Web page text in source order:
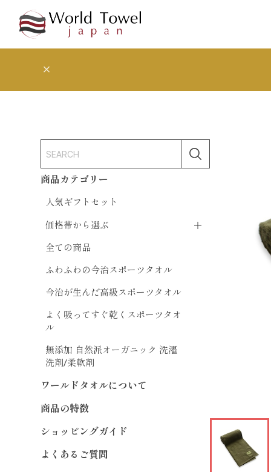
商品カテゴリー
人気ギフトセット
価格帯から選ぶ
全ての商品
ふわふわの今治スポーツタオル
今治が生んだ高級スポーツタオル
よく吸ってすぐ乾くスポーツタオ
ル
無添加 自然派オーガニック 洗濯
洗剤/柔軟剤
ワールドタオルについて
商品の特徴
ショッピングガイド
よくあるご質問